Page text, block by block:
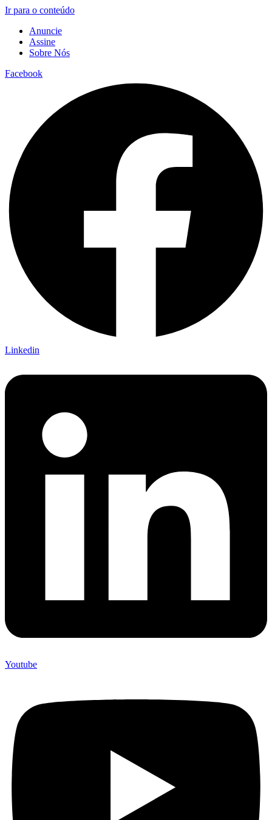
Ir para o conteúdo
Anuncie
Assine
Sobre Nós
Facebook
Linkedin
Youtube